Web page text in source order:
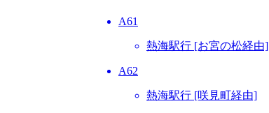
A61
熱海駅行 [お宮の松経由]
A62
熱海駅行 [咲見町経由]